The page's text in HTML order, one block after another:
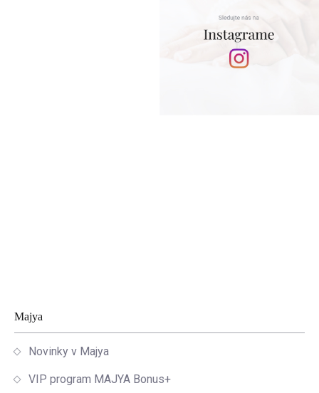
Zápätie
Majya
Novinky v Majya
VIP program MAJYA Bonus+